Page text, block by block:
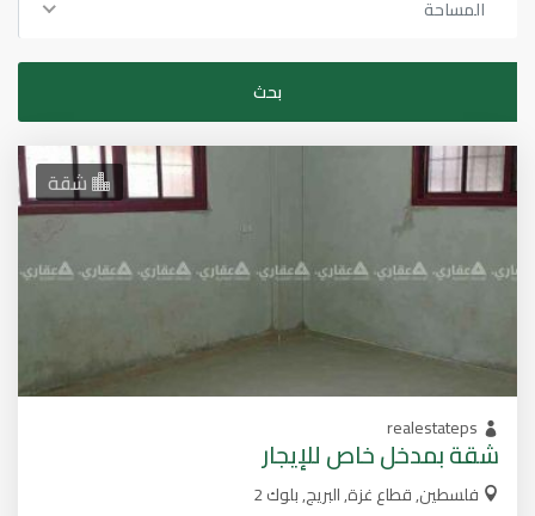
المساحة
شقة
realestateps
شقة بمدخل خاص للإيجار
فلسطين, قطاع غزة, البريج, بلوك 2